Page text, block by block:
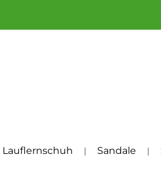
Lauflernschuh Sandale